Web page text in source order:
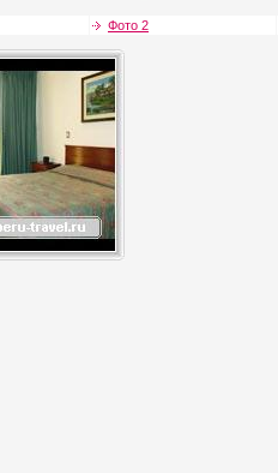
Фото 2